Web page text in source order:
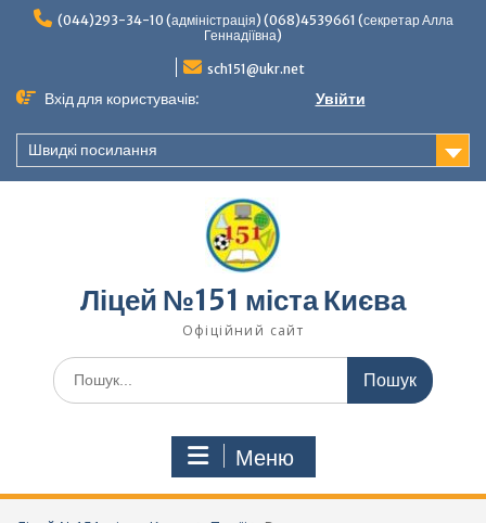
Перейти(044)293-34-10 (адміністрація) (068)4539661 (секретар Алла
Геннадіївна)
sch151@ukr.net
Вхід для користувачів: Увійти
Швидкі посилання
Ліцей №151 міста Києва
Офіційний сайт
Шукати:
Меню